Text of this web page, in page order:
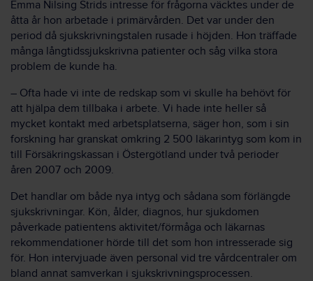
Emma Nilsing Strids intresse för frågorna väcktes under de
åtta år hon arbetade i primärvården. Det var under den
period då sjukskrivningstalen rusade i höjden. Hon träffade
många långtidssjukskrivna patienter och såg vilka stora
problem de kunde ha.
– Ofta hade vi inte de redskap som vi skulle ha behövt för
att hjälpa dem tillbaka i arbete. Vi hade inte heller så
mycket kontakt med arbetsplatserna, säger hon, som i sin
forskning har granskat omkring 2 500 läkarintyg som kom in
till Försäkringskassan i Östergötland under två perioder
åren 2007 och 2009.
Det handlar om både nya intyg och sådana som förlängde
sjukskrivningar. Kön, ålder, diagnos, hur sjukdomen
påverkade patientens aktivitet/förmåga och läkarnas
rekommendationer hörde till det som hon intresserade sig
för. Hon intervjuade även personal vid tre vårdcentraler om
bland annat samverkan i sjukskrivningsprocessen.